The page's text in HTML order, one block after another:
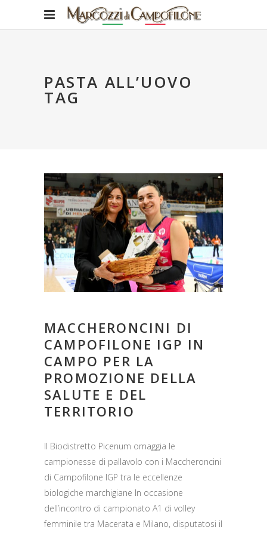
PASTA ALL’UOVO
TAG
MACCHERONCINI DI
CAMPOFILONE IGP IN
CAMPO PER LA
PROMOZIONE DELLA
SALUTE E DEL
TERRITORIO
Il Biodistretto Picenum omaggia le
campionesse di pallavolo con i Maccheroncini
di Campofilone IGP tra le eccellenze
biologiche marchigiane In occasione
dell’incontro di campionato A1 di volley
femminile tra Macerata e Milano, disputatosi il